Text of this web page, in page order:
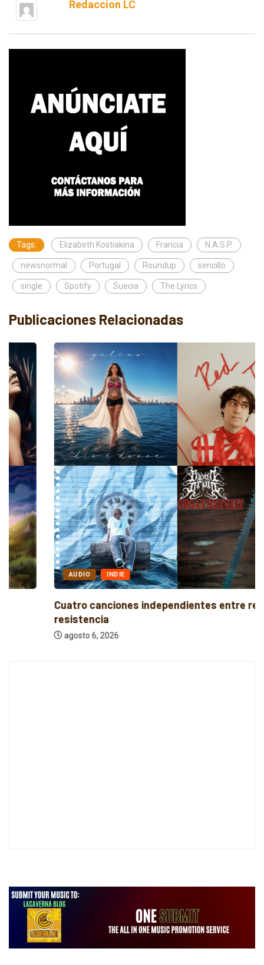
Redaccion LC
Tags: Elizabeth Kostiakina Francia N.A.S.P.
newsnormal Portugal Roundup sencillo
single Spotify Suecia The Lyrics
Publicaciones Relacionadas
AUDIO INDIE
Cuatro canciones independientes entre reflexión y
resistencia
agosto 6, 2026